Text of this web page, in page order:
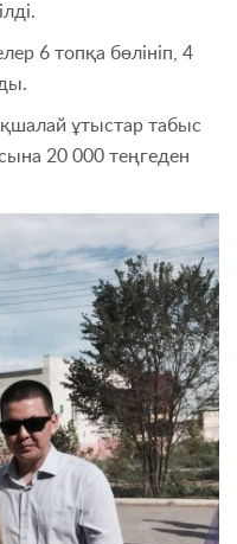
6 топқа бөлініп, 4
ұтыстар табыс
20 000 теңгеден